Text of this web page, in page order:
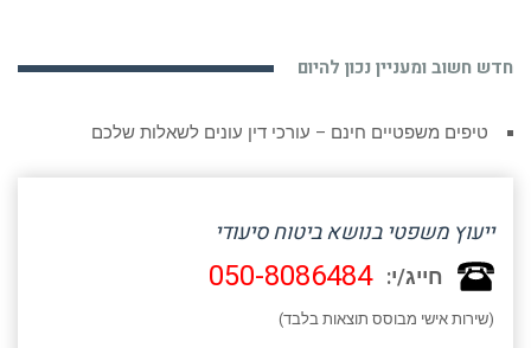
חדש חשוב ומעניין נכון להיום
טיפים משפטיים חינם – עורכי דין עונים לשאלות שלכם
ייעוץ משפטי בנושא ביטוח סיעודי
חייג/י: 050-8086484
(שירות אישי מבוסס תוצאות בלבד)